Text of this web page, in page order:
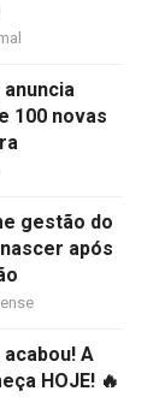
100 novas
gestão do
após
A
HOJE! 🔥